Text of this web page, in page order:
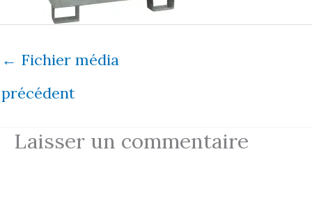
← Fichier média
précédent
Laisser un commentaire